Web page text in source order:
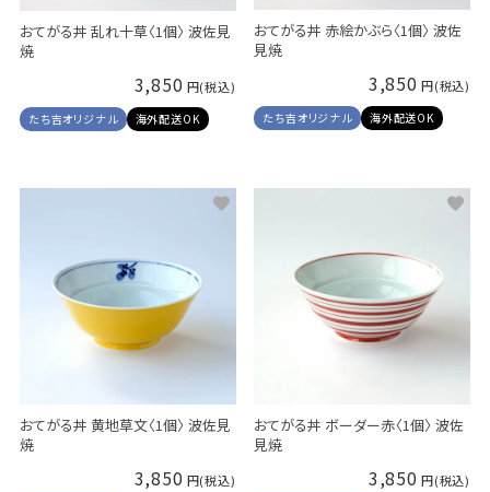
おてがる丼 乱れ十草〈1個〉 波佐見
焼
3,850
たち吉オリジナル 海外配送OK
おてがる丼 赤絵かぶら〈1個〉 波佐
見焼
3,850
たち吉オリジナル 海外配送OK
おてがる丼 黄地草文〈1個〉 波佐見
焼
3,850
おてがる丼 ボーダー赤〈1個〉 波佐
見焼
3,850